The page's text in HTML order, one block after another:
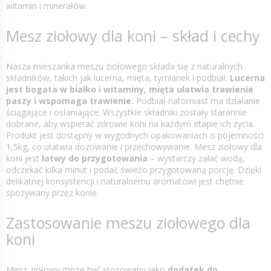
witamin i minerałów.
Mesz ziołowy dla koni – skład i cechy
Nasza mieszanka meszu ziołowego składa się z naturalnych
składników, takich jak lucerna, mięta, tymianek i podbiał. Lucerna
jest bogata w białko i witaminy, mięta ułatwia trawienie
paszy i wspomaga trawienie. Podbiał natomiast ma działanie
ściągające i osłaniające. Wszystkie składniki zostały starannie
dobrane, aby wspierać zdrowie koni na każdym etapie ich życia.
Produkt jest dostępny w wygodnych opakowaniach o pojemności
1,5kg, co ułatwia dozowanie i przechowywanie. Mesz ziołowy dla
koni jest łatwy do przygotowania – wystarczy zalać wodą,
odczekać kilka minut i podać świeżo przygotowaną porcję. Dzięki
delikatnej konsystencji i naturalnemu aromatowi jest chętnie
spożywany przez konie.
Zastosowanie meszu ziołowego dla
koni